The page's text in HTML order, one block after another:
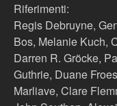
Riferimenti:
Regis Debruyne,
Bos, Melanie Kuch,
Darren R. Gröcke,
Guthrie, Duane
Marliave, Clare